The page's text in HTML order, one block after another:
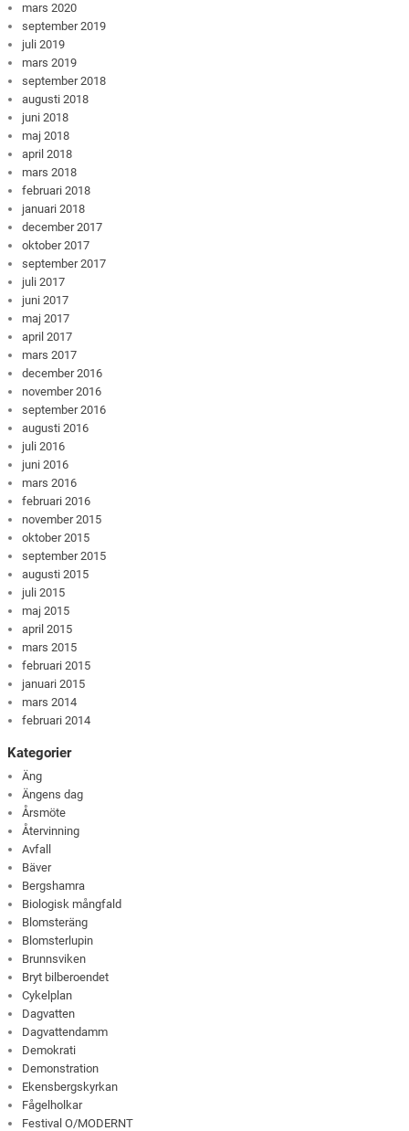
mars 2020
september 2019
juli 2019
mars 2019
september 2018
augusti 2018
juni 2018
maj 2018
april 2018
mars 2018
februari 2018
januari 2018
december 2017
oktober 2017
september 2017
juli 2017
juni 2017
maj 2017
april 2017
mars 2017
december 2016
november 2016
september 2016
augusti 2016
juli 2016
juni 2016
mars 2016
februari 2016
november 2015
oktober 2015
september 2015
augusti 2015
juli 2015
maj 2015
april 2015
mars 2015
februari 2015
januari 2015
mars 2014
februari 2014
Kategorier
Äng
Ängens dag
Årsmöte
Återvinning
Avfall
Bäver
Bergshamra
Biologisk mångfald
Blomsteräng
Blomsterlupin
Brunnsviken
Bryt bilberoendet
Cykelplan
Dagvatten
Dagvattendamm
Demokrati
Demonstration
Ekensbergskyrkan
Fågelholkar
Festival O/MODERNT